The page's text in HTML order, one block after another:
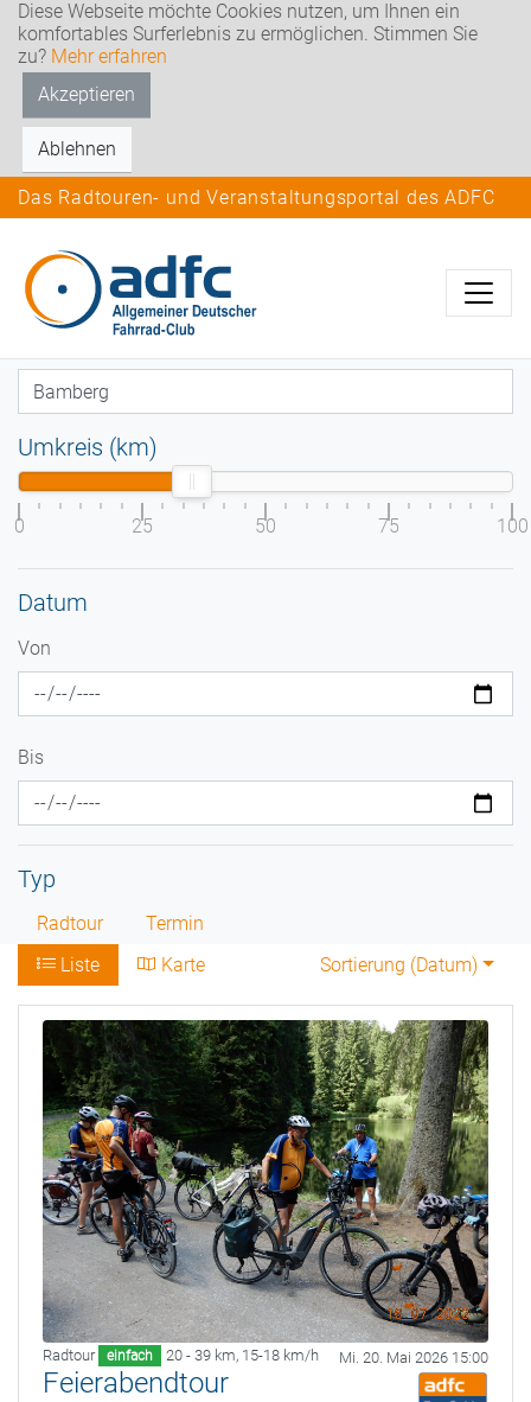
Diese Webseite möchte Cookies nutzen, um Ihnen ein
komfortables Surferlebnis zu ermöglichen. Stimmen Sie
zu? Mehr erfahren
Akzeptieren
Ablehnen
Das Radtouren- und Veranstaltungsportal des ADFC
Umkreis (km)
0 25 50 75 100
Datum
Von
Bis
Typ
Radtour
Termin
Liste
Karte Sortierung (Datum)
Radtour einfach 20 - 39 km, 15-18 km/h Mi. 20. Mai 2026 15:00
Feierabendtour